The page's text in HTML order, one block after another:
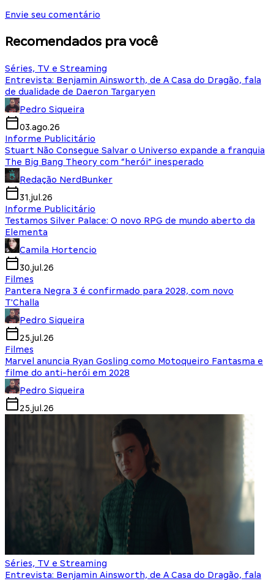
Envie seu comentário
Recomendados pra você
Séries, TV e Streaming
Entrevista: Benjamin Ainsworth, de A Casa do Dragão, fala
de dualidade de Daeron Targaryen
Pedro Siqueira
03.ago.26
Informe Publicitário
Stuart Não Consegue Salvar o Universo expande a franquia
The Big Bang Theory com “herói” inesperado
Redação NerdBunker
31.jul.26
Informe Publicitário
Testamos Silver Palace: O novo RPG de mundo aberto da
Elementa
Camila Hortencio
30.jul.26
Filmes
Pantera Negra 3 é confirmado para 2028, com novo
T'Challa
Pedro Siqueira
25.jul.26
Filmes
Marvel anuncia Ryan Gosling como Motoqueiro Fantasma e
filme do anti-herói em 2028
Pedro Siqueira
25.jul.26
Séries, TV e Streaming
Entrevista: Benjamin Ainsworth, de A Casa do Dragão, fala